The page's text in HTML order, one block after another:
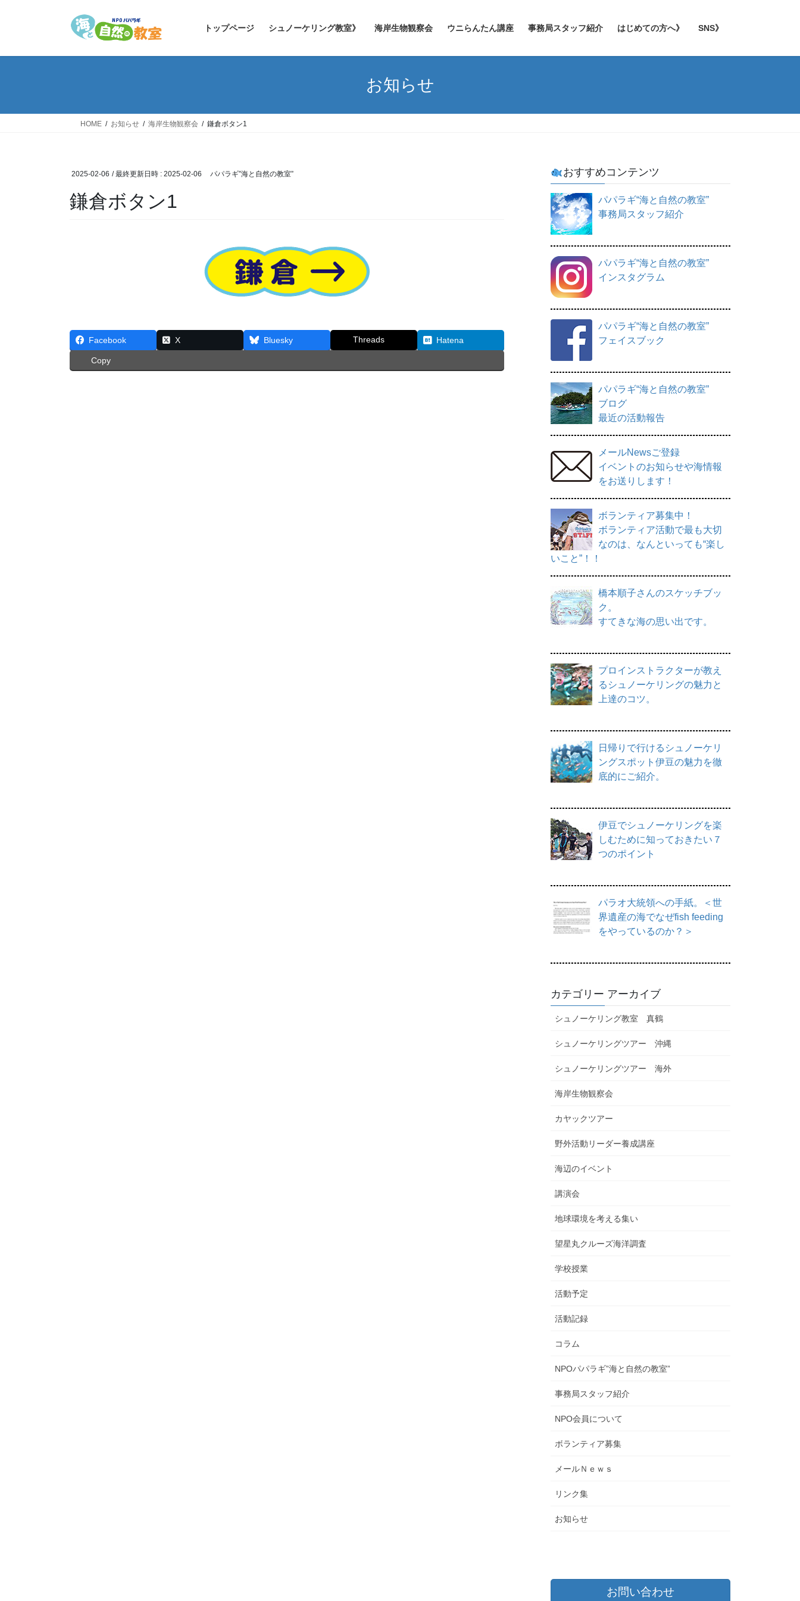
トップページ シュノーケリング教室》 海岸生物観察会 ウニらんたん講座 事務局スタッフ紹介 はじめての方へ》 SNS》
お知らせ
HOME お知らせ 海岸生物観察会 鎌倉ボタン1
2025-02-06 / 最終更新日時 : 2025-02-06 パパラギ”海と自然の教室”
鎌倉ボタン1
Facebook X Bluesky Threads Hatena
Copy
おすすめコンテンツ
パパラギ“海と自然の教室”
事務局スタッフ紹介
パパラギ“海と自然の教室”
インスタグラム
パパラギ“海と自然の教室”
フェイスブック
パパラギ“海と自然の教室”
ブログ
最近の活動報告
メールNewsご登録
イベントのお知らせや海情報
をお送りします！
ボランティア募集中！
ボランティア活動で最も大切
なのは、なんといっても“楽し
いこと”！！
橋本順子さんのスケッチブッ
ク。
すてきな海の思い出です。
プロインストラクターが教え
るシュノーケリングの魅力と
上達のコツ。
日帰りで行けるシュノーケリ
ングスポット伊豆の魅力を徹
底的にご紹介。
伊豆でシュノーケリングを楽
しむために知っておきたい７
つのポイント
パラオ大統領への手紙。＜世
界遺産の海でなぜfish feeding
をやっているのか？＞
カテゴリー アーカイブ
シュノーケリング教室 真鶴
シュノーケリングツアー 沖縄
シュノーケリングツアー 海外
海岸生物観察会
カヤックツアー
野外活動リーダー養成講座
海辺のイベント
講演会
地球環境を考える集い
望星丸クルーズ海洋調査
学校授業
活動予定
活動記録
コラム
NPOパパラギ”海と自然の教室”
事務局スタッフ紹介
NPO会員について
ボランティア募集
メールＮｅｗｓ
リンク集
お知らせ
お問い合わせ